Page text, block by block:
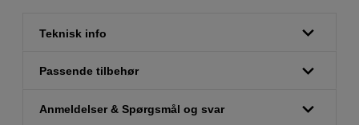
Teknisk info
Passende tilbehør
Anmeldelser & Spørgsmål og svar